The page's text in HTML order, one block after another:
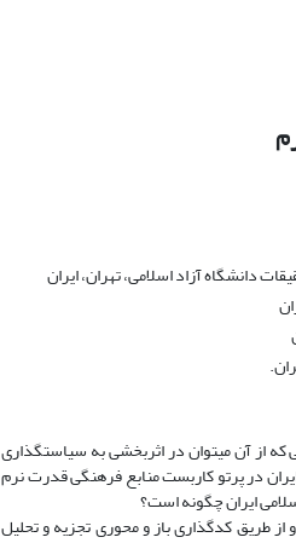
آزاد اسلامی، تهران، ایران
از آن می­توان در اثربخشی به سیاستگذاری
در پرتو کاربست منابع فرهنگی قدرت نرم
ایران چگونه است؟
از طریق کدگذاری باز و محوری تجزیه و تحلیل